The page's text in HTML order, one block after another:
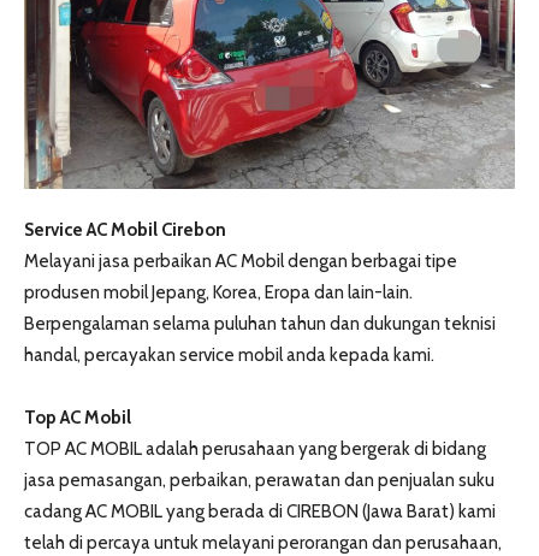
Service AC Mobil Cirebon
Melayani jasa perbaikan AC Mobil dengan berbagai tipe
produsen mobil Jepang, Korea, Eropa dan lain-lain.
Berpengalaman selama puluhan tahun dan dukungan teknisi
handal, percayakan service mobil anda kepada kami.
Top AC Mobil
TOP AC MOBIL adalah perusahaan yang bergerak di bidang
jasa pemasangan, perbaikan, perawatan dan penjualan suku
cadang AC MOBIL yang berada di CIREBON (Jawa Barat) kami
telah di percaya untuk melayani perorangan dan perusahaan,